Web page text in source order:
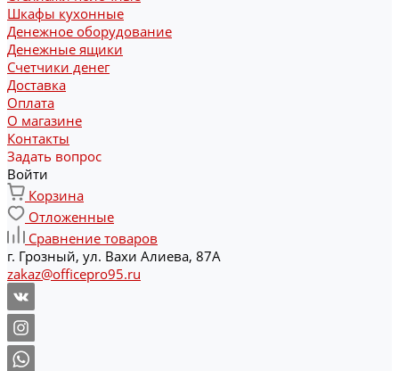
Шкафы кухонные
Денежное оборудование
Денежные ящики
Счетчики денег
Доставка
Оплата
О магазине
Контакты
Задать вопрос
Войти
Корзина
Отложенные
Сравнение товаров
г. Грозный, ул. Вахи Алиева, 87А
zakaz@officepro95.ru